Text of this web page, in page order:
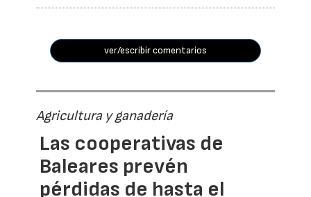
ver/escribir comentarios
Agricultura y ganadería
Las cooperativas de
Baleares prevén
pérdidas de hasta el